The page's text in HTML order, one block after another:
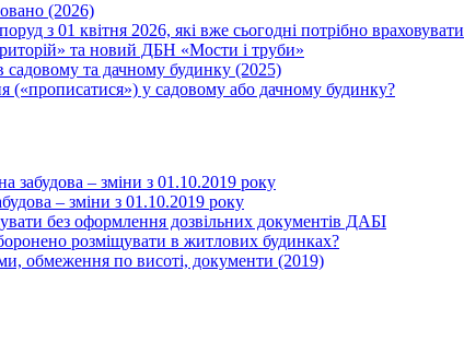
(2026)
з 01 квітня 2026, які вже сьогодні потрібно враховувати
та новий ДБН «Мости і труби»
садовому та дачному будинку (2025)
(«прописатися») у садовому або дачному будинку?
забудова – зміни з 01.10.2019 року
– зміни з 01.10.2019 року
без оформлення дозвільних документів ДАБІ
розміщувати в житлових будинках?
обмеження по висоті, документи (2019)